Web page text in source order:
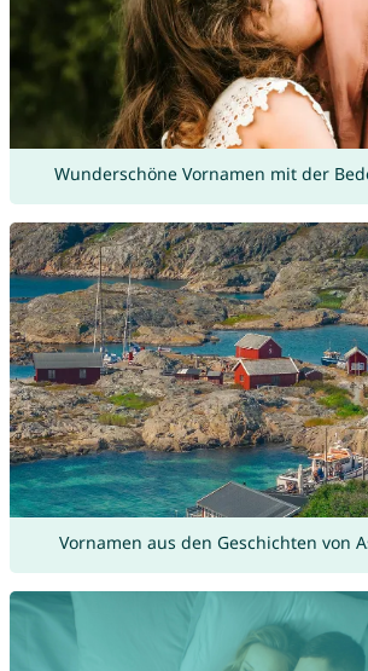
Wunderschöne Vornamen mit der
Vornamen aus den Geschichten von